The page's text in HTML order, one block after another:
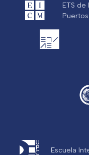
ETS
Escuela